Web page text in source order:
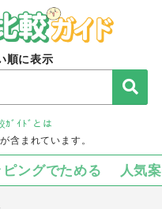
順に表示
ｶﾞｲﾄﾞとは
含まれています。
ングでためる 人気